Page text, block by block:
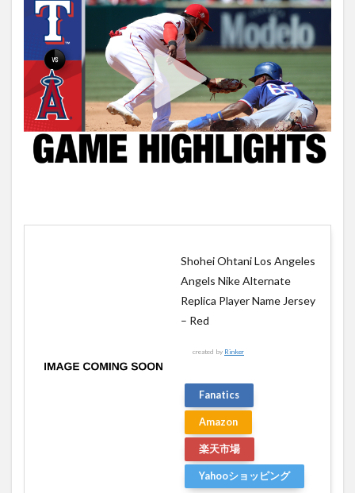
Shohei Ohtani Los Angeles
Angels Nike Alternate
Replica Player Name Jersey
– Red
created by Rinker
Fanatics
Amazon
楽天市場
Yahooショッピング